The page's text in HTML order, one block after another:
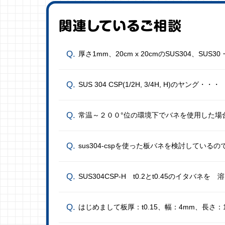
厚さ1mm、20cm x 20cmのSUS304、SUS30
SUS 304 CSP(1/2H, 3/4H, H)のヤング・・・
常温～２００°位の環境下でバネを使用した場
sus304-cspを使った板バネを検討しているの
SUS304CSP-H t0.2とt0.45のイタバネを 溶
はじめまして板厚：t0.15、幅：4mm、長さ：